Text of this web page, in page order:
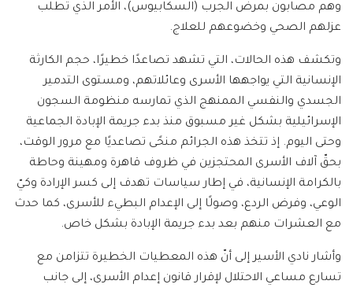
وهم مصابون بمرض الجرب (السكابيوس)، الأمر الذي تطلّب
عزلهم الصحي وخضوعهم للعلاج.
وتكشف هذه الحالات، التي تشهد تصاعدًا خطيرًا، حجم الكارثة
الإنسانية التي يواجهها الأسرى وعائلاتهم، ومستوى التدمير
الجسدي والنفسي الممنهج الذي تمارسه منظومة السجون
الإسرائيلية بشكل غير مسبوق منذ بدء جريمة الإبادة الجماعية
وحتى اليوم. إذ تتخذ هذه الجرائم منحًى تصاعديًا مع مرور الوقت،
بحقّ آلاف الأسرى المحتجزين في ظروف قاهرة ومهينة وحاطة
بالكرامة الإنسانية، في إطار سياسات تهدف إلى كسر الإرادة وكيّ
الوعي، وفرض الردع، وصولًا إلى الإعدام البطيء للأسرى، كما حدث
مع العشرات منهم بعد بدء جريمة الإبادة بشكل خاص.
وأشار نادي الأسير إلى أنّ هذه المعطيات الخطيرة تتزامن مع
تسارع مساعي الاحتلال لإقرار قانون إعدام الأسرى، إلى جانب